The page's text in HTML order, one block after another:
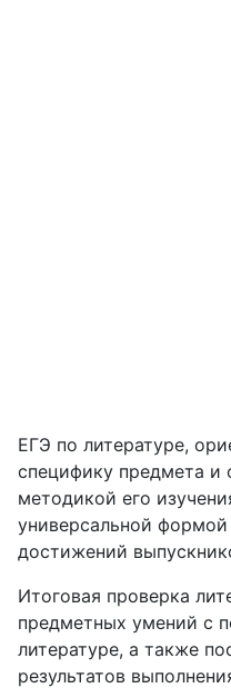
ЕГЭ по литературе,
специфику предмета и
методикой его
универсальной
достижений
Итоговая проверка
предметных умений с
литературе, а также
результатов